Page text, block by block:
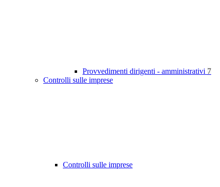
Provvedimenti dirigenti - amministrativi 7
Controlli sulle imprese
Controlli sulle imprese